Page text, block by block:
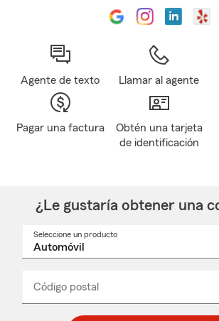
Agente de texto Llamar al agente
Pagar una factura
Obtén una tarjeta
de identificación
¿Le gustaría obtener una
Seleccione un producto
desplegable
Código postal
_____